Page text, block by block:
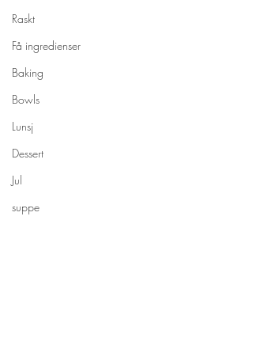
Raskt
Få ingredienser
Baking
Bowls
Lunsj
Dessert
Jul
suppe